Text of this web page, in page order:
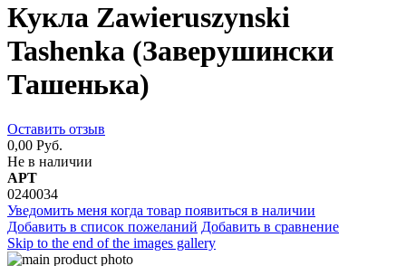
Кукла Zawieruszynski
Tashenka (Заверушински
Ташенька)
Оставить отзыв
0,00 Руб.
Не в наличии
АРТ
0240034
Уведомить меня когда товар появиться в наличии
Добавить в список пожеланий Добавить в сравнение
Skip to the end of the images gallery